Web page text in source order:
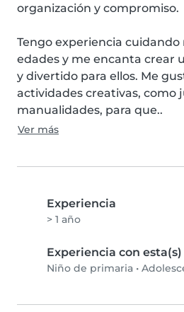
organización y compromiso.
Tengo experiencia
edades y me encanta crear
y divertido para ellos. Me
actividades creativas, como
manualidades, para que..
Ver más
Experiencia
> 1 año
Experiencia con
Niño de primaria •